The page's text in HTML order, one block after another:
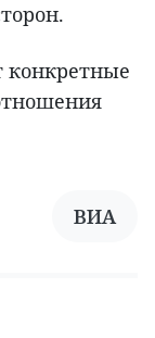
конкретные
ВИА